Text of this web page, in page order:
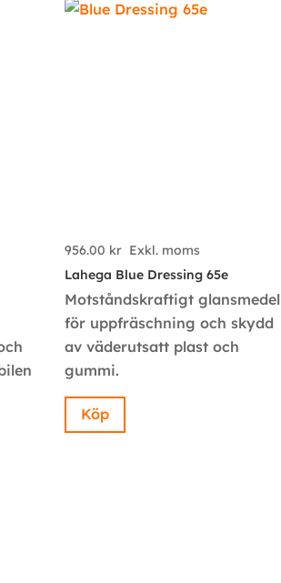
956.00 kr Exkl. moms
Lahega Blue Dressing 65e
Motståndskraftigt glansmedel
för uppfräschning och skydd
av väderutsatt plast och
gummi.
Köp